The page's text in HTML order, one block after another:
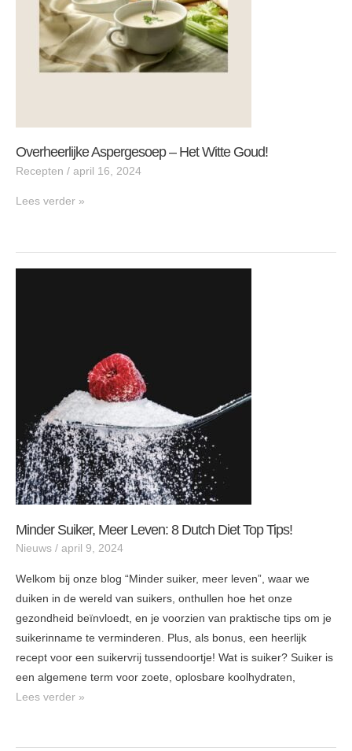
Overheerlijke Aspergesoep – Het Witte Goud!
Recepten / april 16, 2024
Lees verder »
Minder Suiker, Meer Leven: 8 Dutch Diet Top Tips!
Nieuws / april 9, 2024
Welkom bij onze blog “Minder suiker, meer leven”, waar we
duiken in de wereld van suikers, onthullen hoe het onze
gezondheid beïnvloedt, en je voorzien van praktische tips om je
suikerinname te verminderen. Plus, als bonus, een heerlijk
recept voor een suikervrij tussendoortje! Wat is suiker? Suiker is
een algemene term voor zoete, oplosbare koolhydraten,
tips!
Lees verder »